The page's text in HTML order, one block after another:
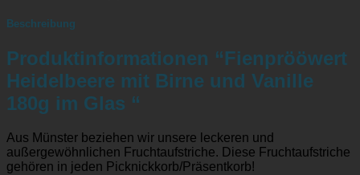
Beschreibung
Produktinformationen “Fienprööwert
Heidelbeere mit Birne und Vanille
180g im Glas “
Aus Münster beziehen wir unsere leckeren und
außergewöhnlichen Fruchtaufstriche. Diese Fruchtaufstriche
gehören in jeden Picknickkorb/Präsentkorb!